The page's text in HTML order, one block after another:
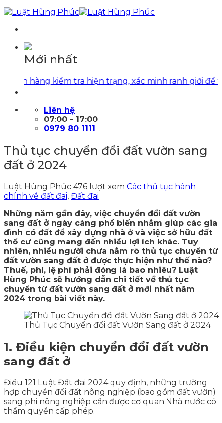
Mới nhất
kiểm tra hiện trạng, xác minh ranh giới để thực
Liên hệ
07:00 - 17:00
0979 80 1111
Thủ tục chuyển đổi đất vườn sang
đất ở 2024
Luật Hùng Phúc 476 lượt xem Các thủ tục hành
chính về đất đai, Đất đai
Những năm gần đây, việc chuyển đổi đất vườn
sang đất ở ngày càng phổ biến nhằm giúp các gia
đình có đất để xây dựng nhà ở và việc sở hữu đất
thổ cư cũng mang đến nhiều lợi ích khác. Tuy
nhiên, nhiều người chưa nắm rõ thủ tục chuyển từ
đất vườn sang đất ở được thực hiện như thế nào?
Thuế, phí, lệ phí phải đóng là bao nhiêu? Luật
Hùng Phúc sẽ hướng dẫn chi tiết về thủ tục
chuyển từ đất vườn sang đất ở mới nhất năm
2024 trong bài viết này.
Thủ Tục Chuyển đổi đất Vườn Sang đất ở 2024
1. Điều kiện chuyển đổi đất vườn
sang đất ở
Điều 121 Luật Đất đai 2024 quy định, những trường
hợp chuyển đổi đất nông nghiệp (bao gồm đất vườn)
sang phi nông nghiệp cần được cơ quan Nhà nước có
thẩm quyền cấp phép.